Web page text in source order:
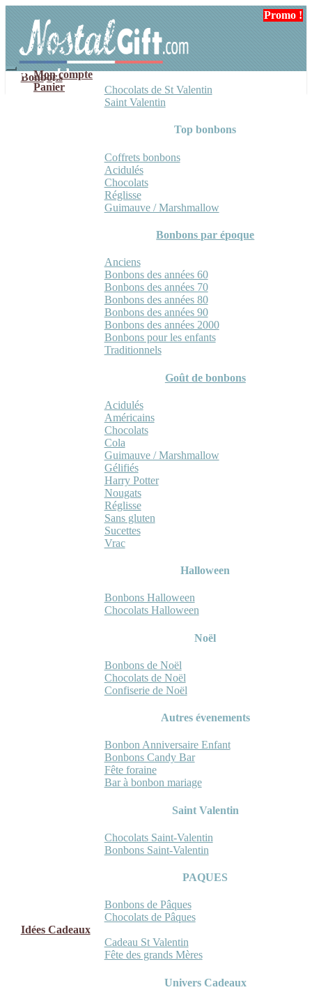
navigation
contenu
Mon compte
Panier
Bonbons
Chocolats de St Valentin
Saint Valentin
Top bonbons
Coffrets bonbons
Acidulés
Chocolats
Réglisse
Guimauve / Marshmallow
Bonbons par époque
Anciens
Bonbons des années 60
Bonbons des années 70
Bonbons des années 80
Bonbons des années 90
Bonbons des années 2000
Bonbons pour les enfants
Traditionnels
Goût de bonbons
Acidulés
Américains
Chocolats
Cola
Guimauve / Marshmallow
Gélifiés
Harry Potter
Nougats
Réglisse
Sans gluten
Sucettes
Vrac
Halloween
Bonbons Halloween
Chocolats Halloween
Noël
Bonbons de Noël
Chocolats de Noël
Confiserie de Noël
Autres évenements
Bonbon Anniversaire Enfant
Bonbons Candy Bar
Fête foraine
Bar à bonbon mariage
Saint Valentin
Chocolats Saint-Valentin
Bonbons Saint-Valentin
PAQUES
Bonbons de Pâques
Chocolats de Pâques
Idées Cadeaux
Cadeau St Valentin
Fête des grands Mères
Univers Cadeaux
Promo !
Promo !